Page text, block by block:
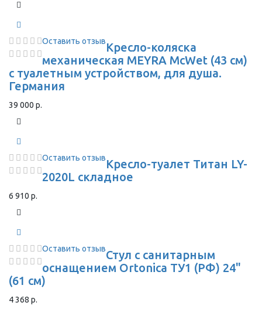
Оставить отзывКресло-коляска
механическая MEYRA McWet (43 см)
с туалетным устройством, для душа.
Германия
39 000 р.
Оставить отзывКресло-туалет Титан LY-
2020L складное
6 910 р.
Оставить отзывСтул с санитарным
оснащением Ortonica ТУ1 (РФ) 24"
(61 см)
4 368 р.